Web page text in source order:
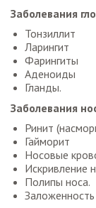
Заболевания
Тонзиллит
Ларингит
Фарингиты
Аденоиды
Гланды.
Заболевания
Ринит
Гайморит
Носовые
Искривление
Полипы носа.
Заложенность